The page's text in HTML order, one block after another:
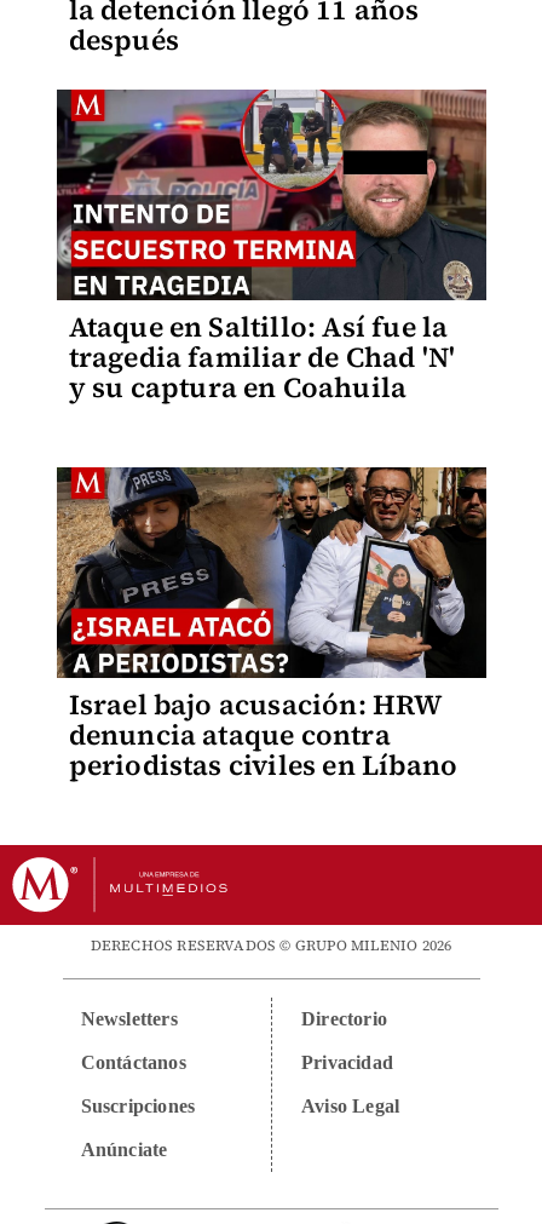
la detención llegó 11 años
después
Ataque en Saltillo: Así fue la
tragedia familiar de Chad 'N'
y su captura en Coahuila
Israel bajo acusación: HRW
denuncia ataque contra
periodistas civiles en Líbano
DERECHOS RESERVADOS © GRUPO MILENIO 2026
Newsletters
Contáctanos
Suscripciones
Anúnciate
Directorio
Privacidad
Aviso Legal